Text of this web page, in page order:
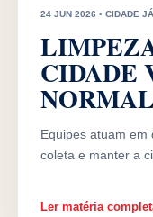
24 JUN 2026 • CIDADE
CIDADE
Equipes atuam em
coleta e manter a
Ler matéria